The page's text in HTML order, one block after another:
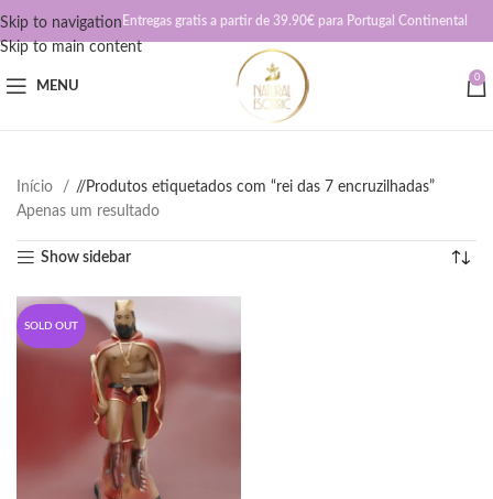
Skip to navigation
Skip to main content
Entregas gratis a partir de 39.90€ para Portugal Continental
MENU
0
Início / Produtos etiquetados com “rei das 7 encruzilhadas”
Apenas um resultado
Show sidebar
SOLD OUT